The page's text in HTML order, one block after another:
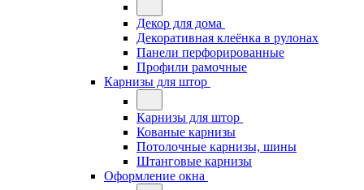
Декор для дома
Декоративная клеёнка в рулонах
Панели перфорированные
Профили рамочные
Карнизы для штор
Карнизы для штор
Кованые карнизы
Потолочные карнизы, шины
Штанговые карнизы
Оформление окна